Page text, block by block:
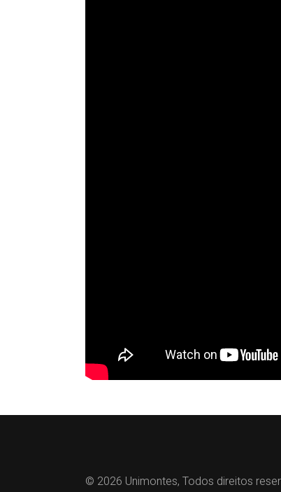
© 2026 Unimontes, Todos direitos